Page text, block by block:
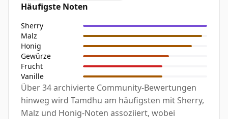
Häufigste Noten
Sherry
Malz
Honig
Gewürze
Frucht
Vanille
Über 34 archivierte Community-Bewertungen
hinweg wird Tamdhu am häufigsten mit Sherry,
Malz und Honig-Noten assoziiert, wobei